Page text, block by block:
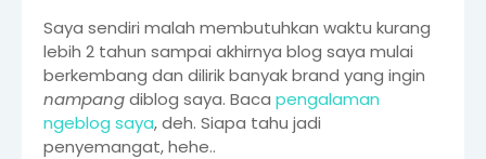
Saya sendiri malah membutuhkan waktu kurang
lebih 2 tahun sampai akhirnya blog saya mulai
berkembang dan dilirik banyak brand yang ingin
nampangdiblog saya. Baca pengalaman
ngeblog saya, deh. Siapa tahu jadi
penyemangat, hehe..